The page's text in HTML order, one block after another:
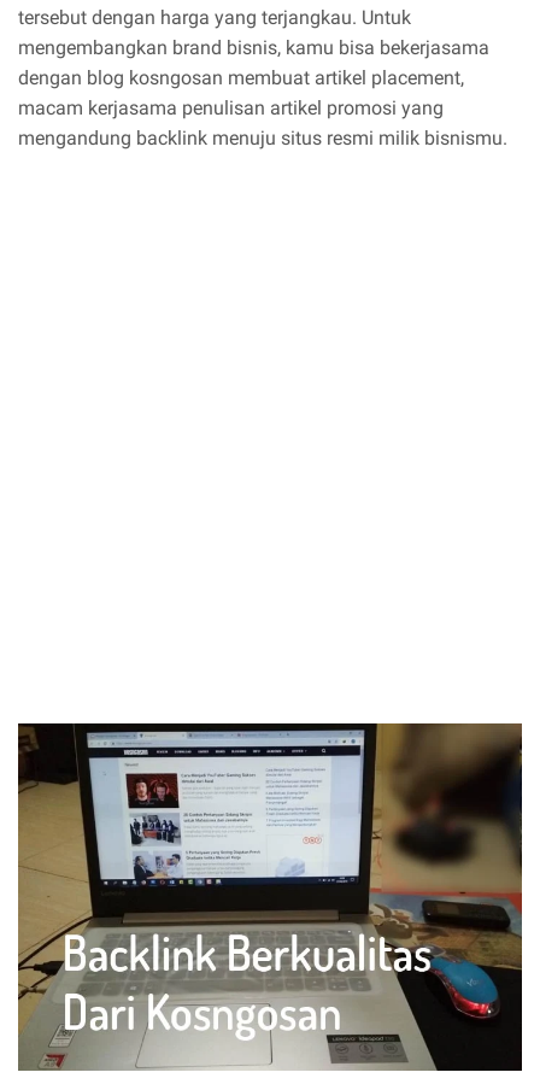
tersebut dengan harga yang terjangkau. Untuk
mengembangkan brand bisnis, kamu bisa bekerjasama
dengan blog kosngosan membuat artikel placement,
macam kerjasama penulisan artikel promosi yang
mengandung backlink menuju situs resmi milik bisnismu.